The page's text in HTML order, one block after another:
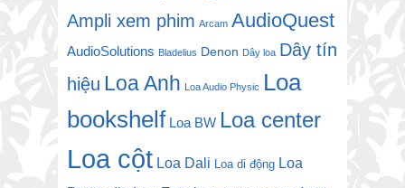
Ampli xem phim Arcam AudioQuest
AudioSolutions Bladelius Denon Dây loa Dây tín
hiệu Loa Anh Loa Audio Physic Loa
bookshelf Loa BW Loa center
Loa cột Loa Dali Loa di động Loa